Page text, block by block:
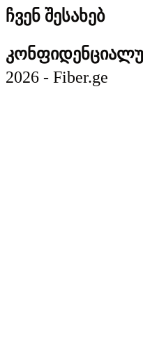
ჩვენ შესახებ
2026 - Fiber.ge